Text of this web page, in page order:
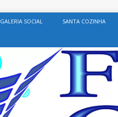
GALERIA SOCIAL SANTA COZINHA